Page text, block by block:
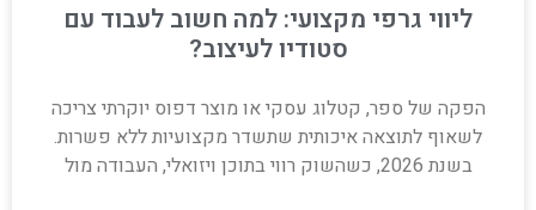
ליווי גרפי מקצועי: למה חשוב לעבוד עם
סטודיו לעיצוב?
הפקה של ספר, קטלוג עסקי או מוצר דפוס יוקרתי צריכה
לשאוף לתוצאה איכותית שתשדר מקצועיות ללא פשרות.
בשנת 2026, כשהשוק רווי בתוכן ויזואלי, העבודה מול